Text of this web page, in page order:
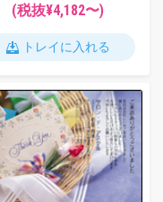
(税抜¥4,182〜)
トレイに入れる